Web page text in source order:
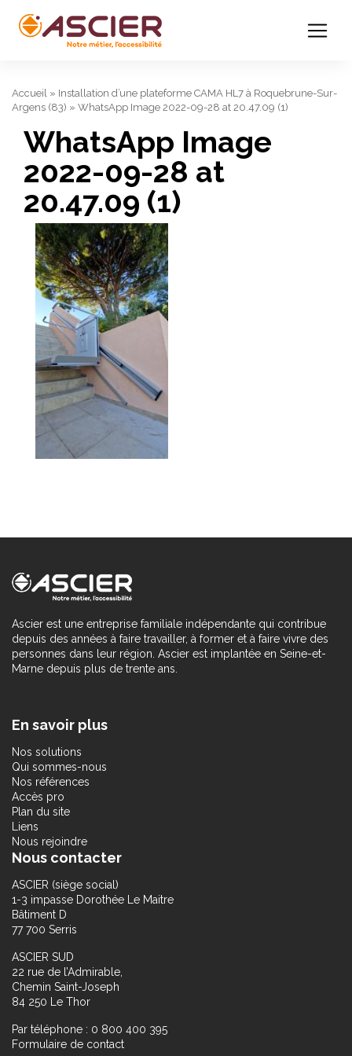
Accueil » Installation d’une plateforme CAMA HL7 à Roquebrune-Sur-
Argens (83) » WhatsApp Image 2022-09-28 at 20.47.09 (1)
WhatsApp Image
2022-09-28 at
20.47.09 (1)
Ascier est une entreprise familiale indépendante qui contribue
depuis des années à faire travailler, à former et à faire vivre des
personnes dans leur région. Ascier est implantée en Seine-et-
Marne depuis plus de trente ans.
En savoir plus
Nos solutions
Qui sommes-nous
Nos références
Accès pro
Plan du site
Liens
Nous rejoindre
Nous contacter
ASCIER (siège social)
1-3 impasse Dorothée Le Maitre
Bâtiment D
77 700 Serris
ASCIER SUD
22 rue de l’Admirable,
Chemin Saint-Joseph
84 250 Le Thor
Par téléphone : 0 800 400 395
Formulaire de contact